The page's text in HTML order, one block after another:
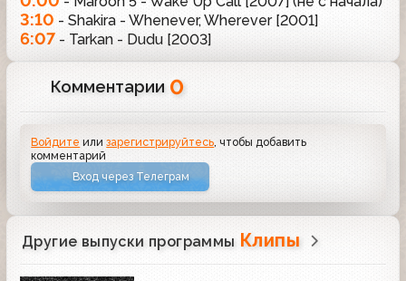
3:10 - Shakira - Whenever, Wherever [2001]
6:07 - Tarkan - Dudu [2003]
Комментарии 0
Войдите илизарегистрируйтесь , чтобы добавить
комментарий
Вход через Телеграм
Другие выпуски программы Клипы